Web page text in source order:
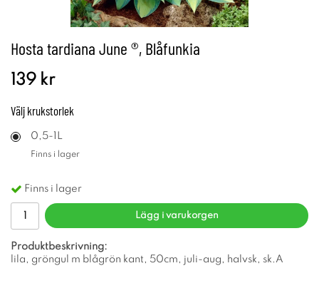
Hosta tardiana June ®, Blåfunkia
139 kr
Välj krukstorlek
0,5-1L
Finns i lager
Finns i lager
Lägg i varukorgen
Produktbeskrivning:
lila, gröngul m blågrön kant, 50cm, juli-aug, halvsk, sk.A